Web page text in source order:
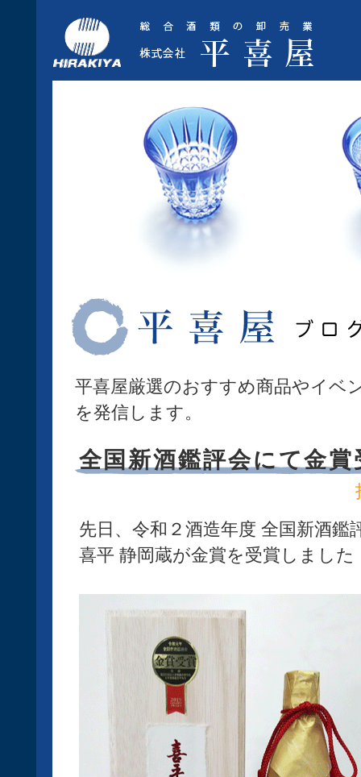
平喜屋厳選のおすすめ商品やイベ
を発信します。
全国新酒鑑評会にて金
先日、令和２酒造年度 全国新酒鑑
喜平 静岡蔵が金賞を受賞しました